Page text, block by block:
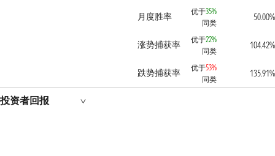
月度胜率 优于35%
同类
50.00%
涨势捕获率 优于22%
同类
104.42%
跌势捕获率 优于53%
同类
135.91%
投资者回报